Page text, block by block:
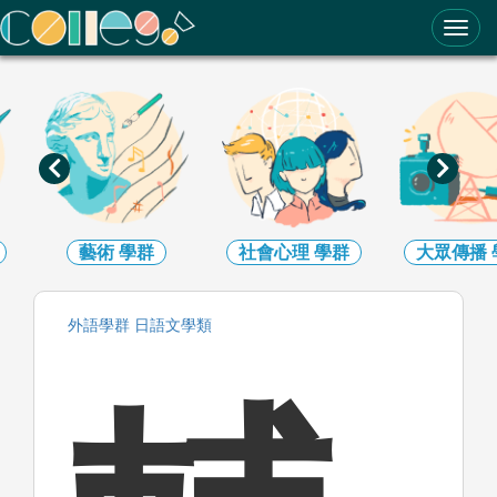
ColleGo! 大學選才與高中育才輔助系統
藝術 學群 社會心理 學群 大眾傳播
外語學群 日語文學類